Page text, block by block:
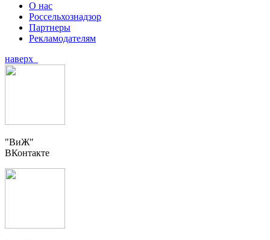
О нас
Россельхознадзор
Партнеры
Рекламодателям
наверх
"ВиЖ"
ВКонтакте